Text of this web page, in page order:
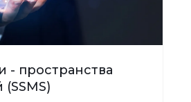
- пространства